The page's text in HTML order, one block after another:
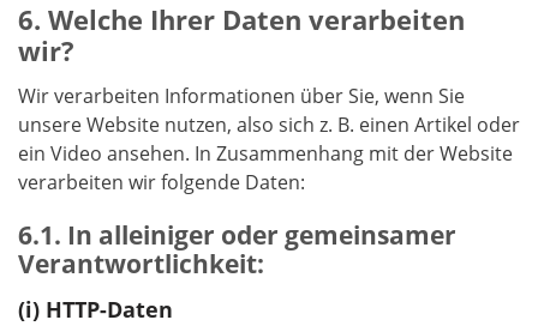
Welche Ihrer Daten verarbeiten
wir?
Wir verarbeiten Informationen über Sie, wenn Sie
unsere Website nutzen, also sich z. B. einen Artikel oder
ein Video ansehen. In Zusammenhang mit der Website
verarbeiten wir folgende Daten:
In alleiniger oder gemeinsamer
Verantwortlichkeit:
HTTP-Daten